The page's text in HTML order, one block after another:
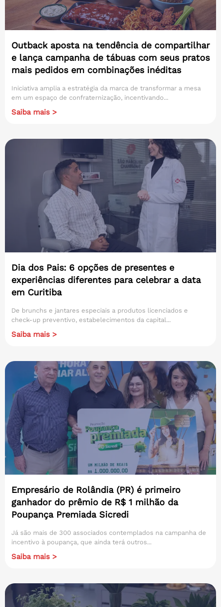
Outback aposta na tendência de compartilhar
e lança campanha de tábuas com seus pratos
mais pedidos em combinações inéditas
Iniciativa amplia a estratégia da marca de transformar a mesa
em um espaço de confraternização, incentivando...
Saiba mais >
Dia dos Pais: 6 opções de presentes e
experiências diferentes para celebrar a data
em Curitiba
De brunchs e jantares especiais a produtos licenciados e
check-up preventivo, estabelecimentos da capital...
Saiba mais >
Empresário de Rolândia (PR) é primeiro
ganhador do prêmio de R$ 1 milhão da
Poupança Premiada Sicredi
Já são mais de 300 associados contemplados na campanha de
incentivo à poupança, que ainda terá outros...
Saiba mais >